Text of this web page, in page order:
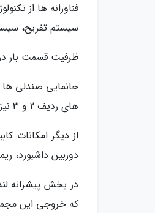
سیستم تفریح، سیستم صوتی با 12 اسپیکر، شارژر بی
ظرفیت قسمت بار در حالت استاندارد 187 لیتر است اما
های ردیف 2 و 3 نیز به منظور افزایش فضای بار قابلیت خم شدن دارند.
از دیگر امکانات
دوربین داشبورد،
که خروجی این مجموعه 176 اسب بخارو گشتاور 300